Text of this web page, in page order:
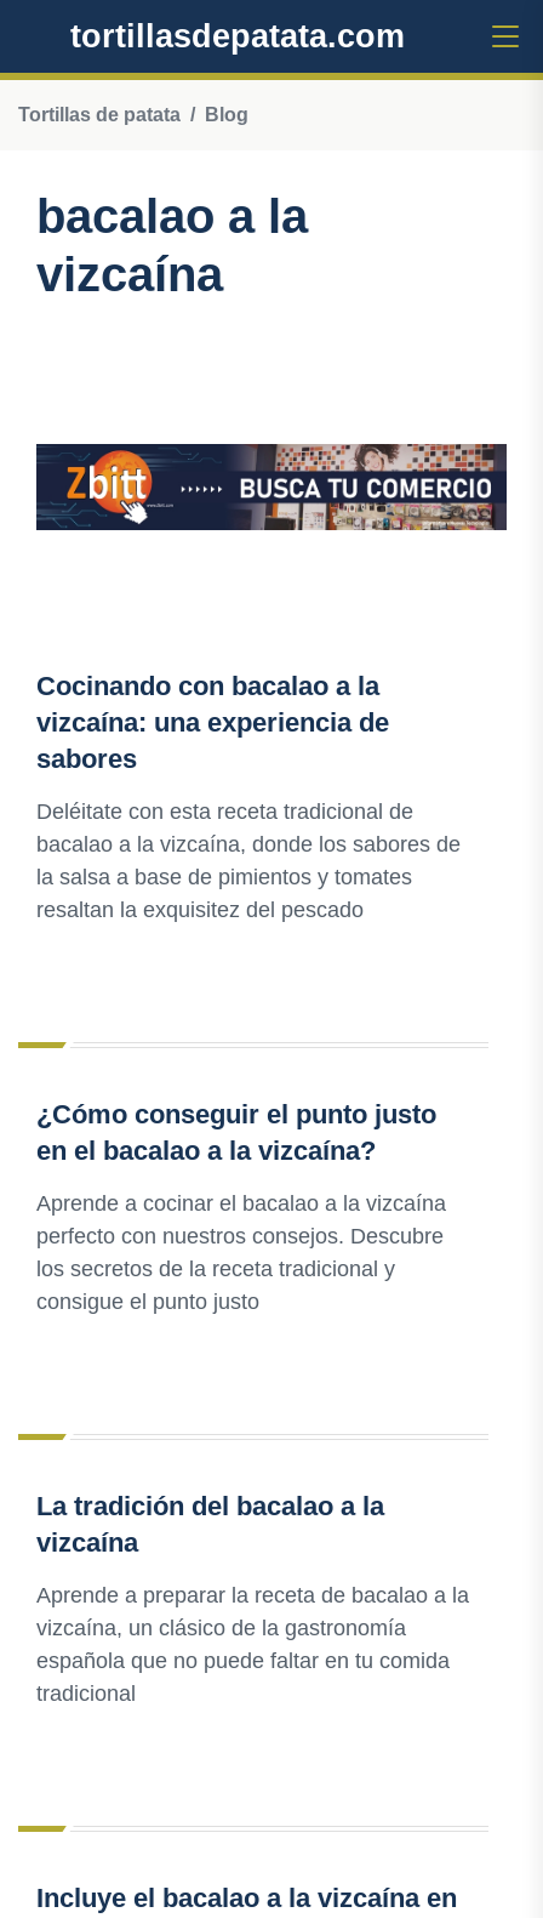
tortillasdepatata.com
Tortillas de patata Blog
bacalao a la
vizcaína
Cocinando con bacalao a la
vizcaína: una experiencia de
sabores
Deléitate con esta receta tradicional de
bacalao a la vizcaína, donde los sabores de
la salsa a base de pimientos y tomates
resaltan la exquisitez del pescado
¿Cómo conseguir el punto justo
en el bacalao a la vizcaína?
Aprende a cocinar el bacalao a la vizcaína
perfecto con nuestros consejos. Descubre
los secretos de la receta tradicional y
consigue el punto justo
La tradición del bacalao a la
vizcaína
Aprende a preparar la receta de bacalao a la
vizcaína, un clásico de la gastronomía
española que no puede faltar en tu comida
tradicional
Incluye el bacalao a la vizcaína en